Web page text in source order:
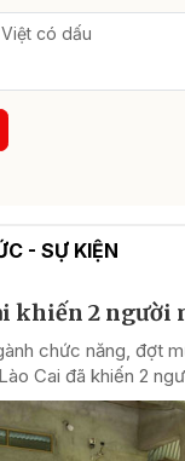
- SỰ KIỆN
khiến 2 người
chức năng, đợt
Cai đã khiến 2